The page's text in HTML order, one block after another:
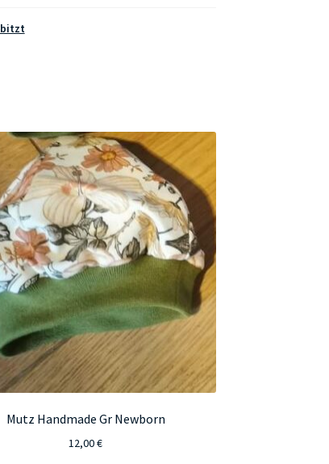
Mutz Handmade Gr Newborn
12,00€